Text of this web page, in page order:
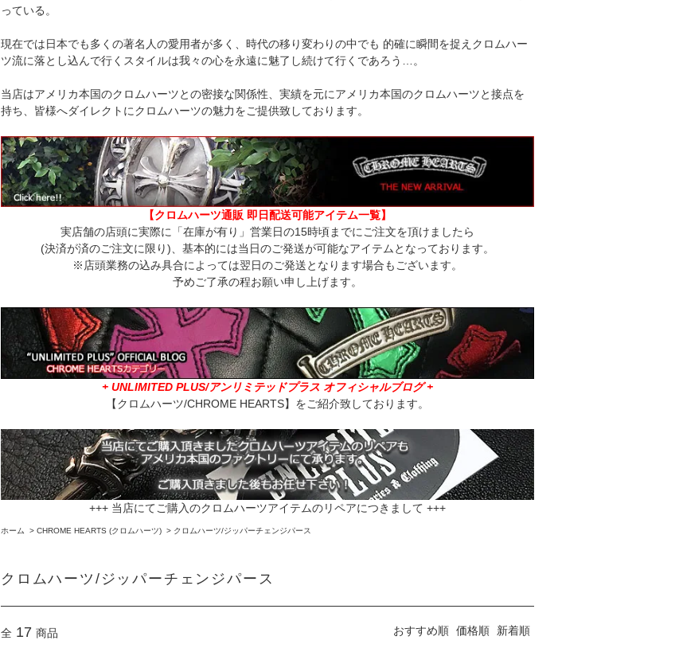
っている。
現在では日本でも多くの著名人の愛用者が多く、時代の移り変わりの中でも 的確に瞬間を捉えクロムハー
ツ流に落とし込んで行くスタイルは我々の心を永遠に魅了し続けて行くであろう…。
当店はアメリカ本国のクロムハーツとの密接な関係性、実績を元にアメリカ本国のクロムハーツと接点を
持ち、皆様へダイレクトにクロムハーツの魅力をご提供致しております。
【クロムハーツ通販 即日配送可能アイテム一覧】
実店舗の店頭に実際に「在庫が有り」営業日の15時頃までにご注文を頂けましたら
(決済が済のご注文に限り)、基本的には当日のご発送が可能なアイテムとなっております。
※店頭業務の込み具合によっては翌日のご発送となります場合もございます。
予めご了承の程お願い申し上げます。
+ UNLIMITED PLUS/アンリミテッドプラス オフィシャルブログ +
【クロムハーツ/CHROME HEARTS】をご紹介致しております。
+++ 当店にてご購入のクロムハーツアイテムのリペアにつきまして +++
ホーム > CHROME HEARTS (クロムハーツ) > クロムハーツ/ジッパーチェンジパース
クロムハーツ/ジッパーチェンジパース
全 17 商品 おすすめ順 価格順 新着順